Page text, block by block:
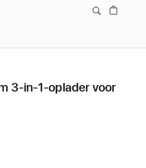
3-in-1-oplader voor